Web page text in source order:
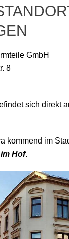
GmbH
8
sich direkt
kommend im
Hof.